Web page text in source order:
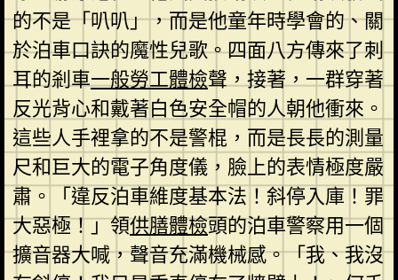
的不是「叭叭」，而是他童年時學會的、關
於泊車口訣的魔性兒歌。四面八方傳來了刺
耳的剎車一般勞工體檢聲，接著，一群穿著
反光背心和戴著白色安全帽的人朝他衝來。
這些人手裡拿的不是警棍，而是長長的測量
尺和巨大的電子角度儀，臉上的表情極度嚴
肅。「違反泊車維度基本法！斜停入庫！罪
大惡極！」領供膳體檢頭的泊車警察用一個
擴音器大喊，聲音充滿機械感。「我、我沒